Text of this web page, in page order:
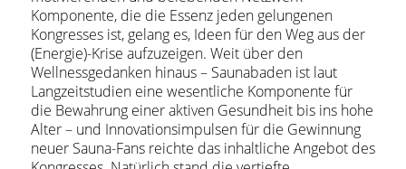
Komponente, die die Essenz jeden gelungenen
Kongresses ist, gelang es, Ideen für den Weg aus der
(Energie)-Krise aufzuzeigen. Weit über den
Wellnessgedanken hinaus – Saunabaden ist laut
Langzeitstudien eine wesentliche Komponente für
die Bewahrung einer aktiven Gesundheit bis ins hohe
Alter – und Innovationsimpulsen für die Gewinnung
neuer Sauna-Fans reichte das inhaltliche Angebot des